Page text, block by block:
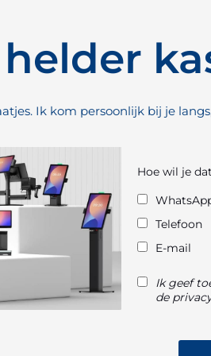
Ik kom persoonlijk bij je
Hoe wil je
Telefoon
E-mail
Ik geef
de